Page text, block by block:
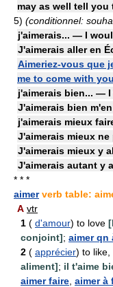
may as well tell you
5) (conditionnel:
j'aimerais... — I
J'aimerais aller en
Aimeriez-vous que
me to come with
j'aimerais bien... —
J'aimerais bien
j'aimerais mieux
J'aimerais mieux
J'aimerais mieux y
J'aimerais autant y
* * *
aimer verb table:
A vtr
1 ( d'amour) to love
conjoint]; aimer qn
2 ( apprécier) to like,
aliment]; il t'aime
aimer faire aimer à